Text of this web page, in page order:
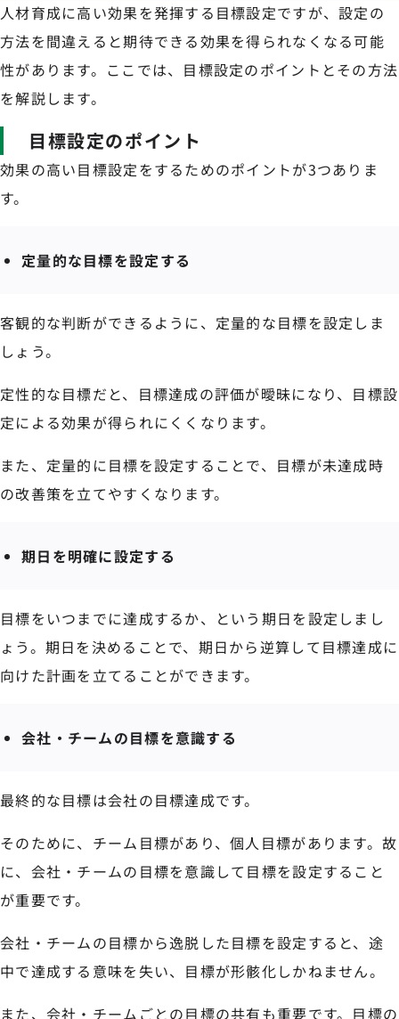
人材育成に高い効果を発揮する目標設定ですが、設定の
方法を間違えると期待できる効果を得られなくなる可能
性があります。ここでは、目標設定のポイントとその方法
を解説します。
目標設定のポイント
効果の高い目標設定をするためのポイントが3つありま
す。
定量的な目標を設定する
客観的な判断ができるように、定量的な目標を設定しま
しょう。
定性的な目標だと、目標達成の評価が曖昧になり、目標設
定による効果が得られにくくなります。
また、定量的に目標を設定することで、目標が未達成時
の改善策を立てやすくなります。
期日を明確に設定する
目標をいつまでに達成するか、という期日を設定しまし
ょう。期日を決めることで、期日から逆算して目標達成に
向けた計画を立てることができます。
会社・チームの目標を意識する
最終的な目標は会社の目標達成です。
そのために、チーム目標があり、個人目標があります。故
に、会社・チームの目標を意識して目標を設定すること
が重要です。
会社・チームの目標から逸脱した目標を設定すると、途
中で達成する意味を失い、目標が形骸化しかねません。
また、会社・チームごとの目標の共有も重要です。目標の